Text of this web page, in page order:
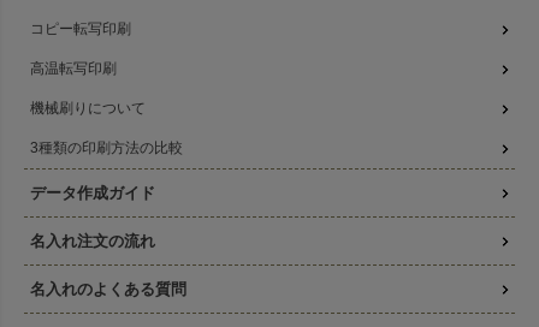
コピー転写印刷
高温転写印刷
機械刷りについて
3種類の印刷方法の比較
データ作成ガイド
名入れ注文の流れ
名入れのよくある質問